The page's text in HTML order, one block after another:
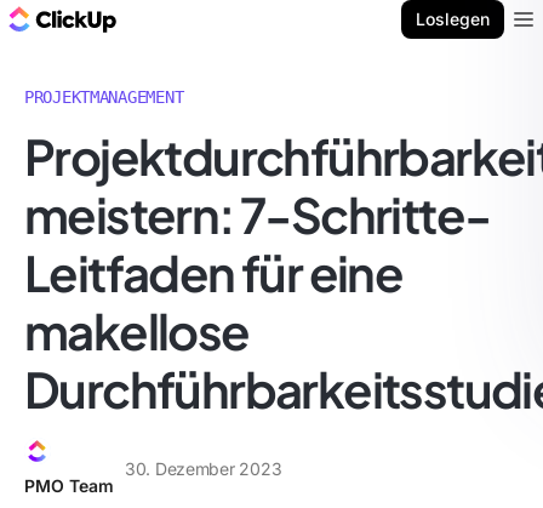
Loslegen
PROJEKTMANAGEMENT
meistern: 7-Schritte-
Leitfaden für eine
makellose
PMO Team
30. Dezember 2023